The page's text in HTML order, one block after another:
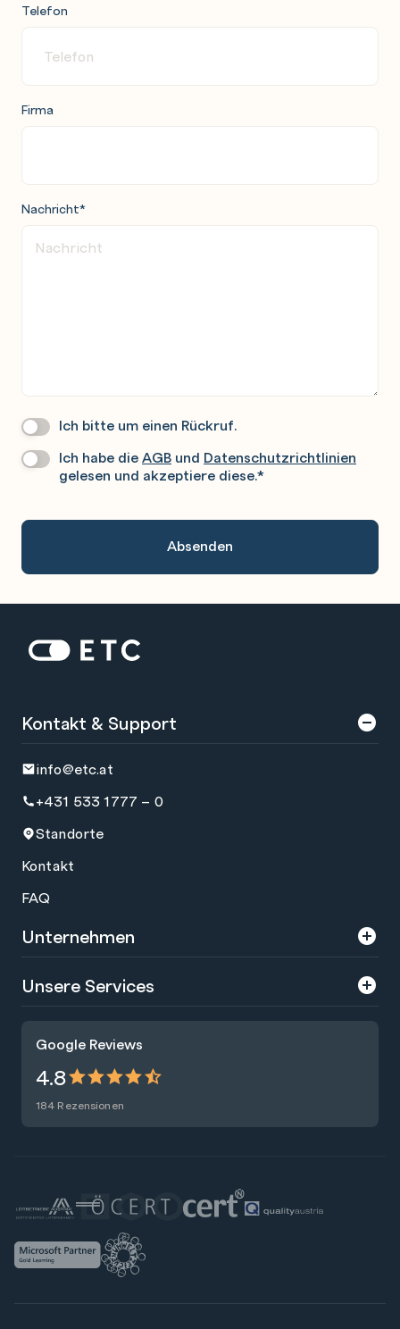
Telefon
Firma
Nachricht*
Wir
Sie
Ich bitte um einen Rückruf.
Datenschutz*
Ich habe dieAGB und Datenschutzrichtlinien
gelesen und akzeptiere diese.*
Startseite: ETC
Google Reviews
4.8
184 Rezensionen
Kontakt & Support
info@etc.at
+431 533 1777 – 0
Standorte
Kontakt
FAQ
Unternehmen
Über uns
Presse
Nachhaltigkeit
Blog
Unsere Services
Raummiete